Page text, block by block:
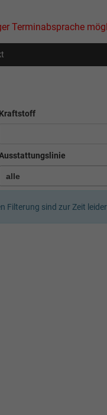
Terminabsprache
Kraftstoff
Filterung sind zur Zeit